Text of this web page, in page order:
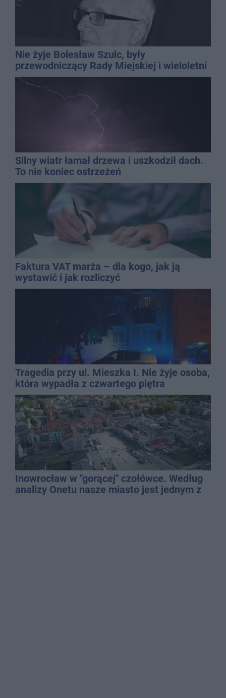
Nie żyje Bolesław Szulc, były
przewodniczący Rady Miejskiej i wieloletni
dyrektor SP 14
Silny wiatr łamał drzewa i uszkodził dach.
To nie koniec ostrzeżeń
Faktura VAT marża – dla kogo, jak ją
wystawić i jak rozliczyć
Tragedia przy ul. Mieszka I. Nie żyje osoba,
która wypadła z czwartego piętra
Inowrocław w "gorącej" czołówce. Według
analizy Onetu nasze miasto jest jednym z